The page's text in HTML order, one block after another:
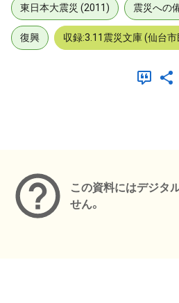
東日本大震災 (2011) 震災への
復興 収録:3.11震災文庫 (仙台
この資料にはデジタ
せん。